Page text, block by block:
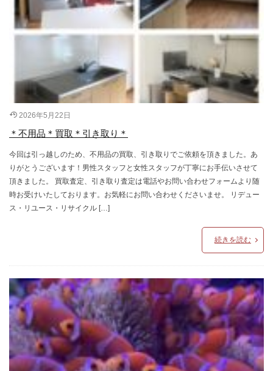
2026年5月22日
＊不用品＊買取＊引き取り＊
今回は引っ越しのため、不用品の買取、引き取りでご依頼を頂きました。あ
りがとうございます！男性スタッフと女性スタッフが丁寧にお手伝いさせて
頂きました。 買取査定、引き取り査定は電話やお問い合わせフォームより随
時お受けいたしております。お気軽にお問い合わせくださいませ。 リデュー
ス・リユース・リサイクル […]
続きを読む